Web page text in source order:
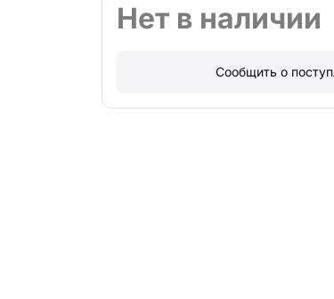
Нет в наличии
Сообщить о